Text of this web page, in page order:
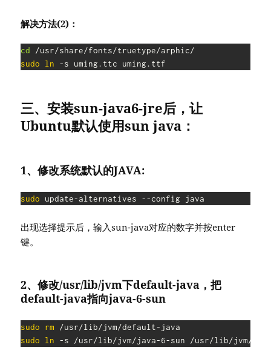
解决方法(2)：
cd
sudo
ln -s uming.ttc uming.ttf
三、安装sun-java6-jre后，让
Ubuntu默认使用sun java：
1、修改系统默认的JAVA:
sudo update-alternatives --config java
出现选择提示后，输入sun-java对应的数字并按enter
键。
2、修改/usr/lib/jvm下default-java，把
default-java指向java-6-sun
sudo rm
sudo
ln -s /usr/lib/jvm/java-6-sun /usr/lib/jvm/